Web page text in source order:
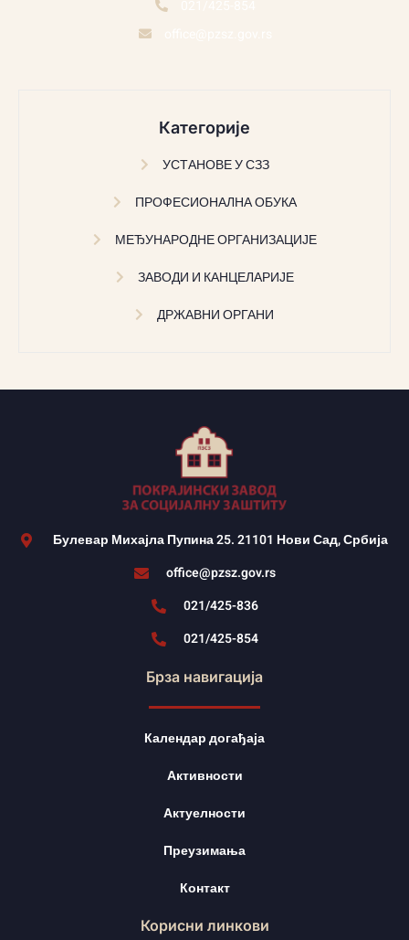
Категорије
УСТАНОВЕ У СЗЗ
ПРОФЕСИОНАЛНА ОБУКА
МЕЂУНАРОДНЕ ОРГАНИЗАЦИЈЕ
ЗАВОДИ И КАНЦЕЛАРИЈЕ
ДРЖАВНИ ОРГАНИ
Булевар Михајла Пупина 25. 21101 Нови Сад, Србија
office@pzsz.gov.rs
021/425-836
021/425-854
Брза навигација
Календар догађаја
Активности
Актуелности
Преузимања
Контакт
Корисни линкови